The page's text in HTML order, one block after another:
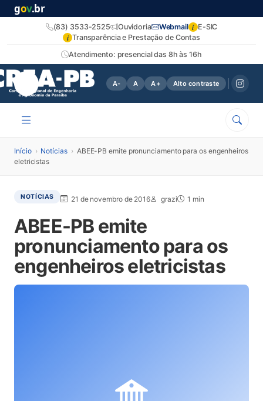
gov.br
Atendimento: presencial das 8h às 16h
(83) 3533-2525 Ouvidoria Webmail i E-SIC
i Transparência e Prestação de Contas
A- A A+ Alto contraste
Início › Notícias › ABEE-PB emite pronunciamento para os engenheiros
eletricistas
NOTÍCIAS 21 de novembro de 2016 grazi 1 min
ABEE-PB emite
pronunciamento para os
engenheiros eletricistas